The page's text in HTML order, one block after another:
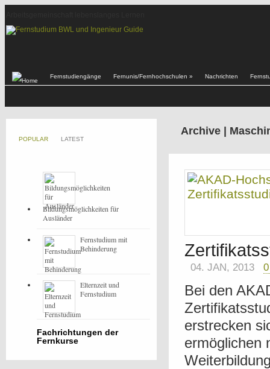
Fernstudiengänge Fernunis/Fernhochschulen » Nachrichten
Archive |
04. JAN, 2013
Bei den
erstrecken
ermöglichen
POPULAR LATEST
Bildungsmöglichkeiten für
Ausländer
Fernstudium mit
Behinderung
Elternzeit und
Fernstudium
Fachrichtungen der
Fernkurse